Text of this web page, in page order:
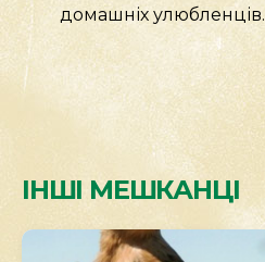
домашніх улюбленців.
ІНШІ МЕШКАНЦІ